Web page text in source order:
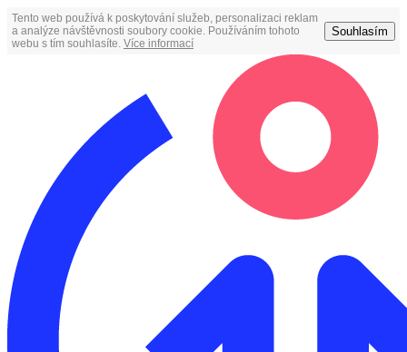
Tento web používá k poskytování služeb, personalizaci reklam
a analýze návštěvnosti soubory cookie. Používáním tohoto
webu s tím souhlasíte. Více informací
Souhlasím